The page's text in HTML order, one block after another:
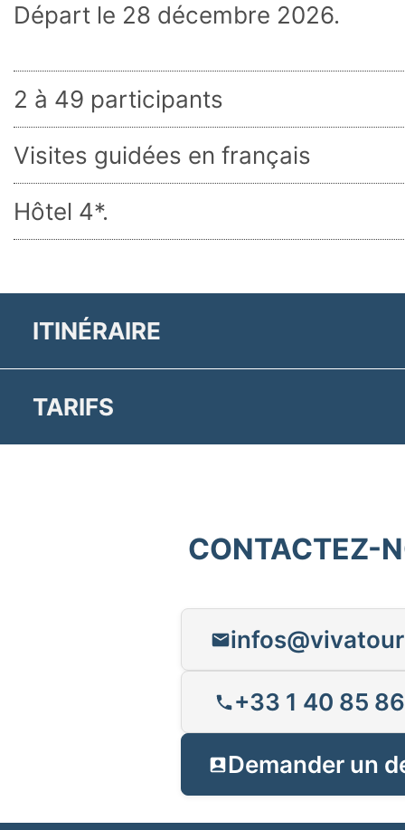
Départ le 28 décembre 2026.
2 à 49 participants
Visites guidées en français
Hôtel 4*.
ITINÉRAIRE
TARIFS
CONTACTEZ-
+33 1 40 85
Demander un